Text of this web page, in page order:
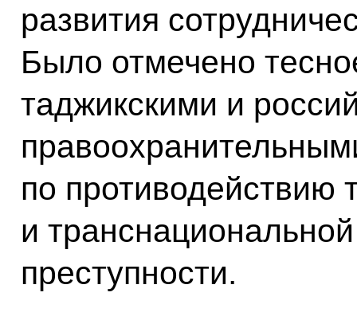
развития
Было отмечено
таджикскими и
по противодействию
и
преступности.